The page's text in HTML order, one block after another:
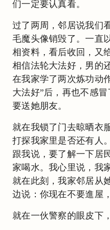
们一定要认真看。
过了两周，邻居说我们
毛魔头像销毁了。一直
相资料，看后收回，又
相信法轮大法好，男的
在我家学了两次炼功动
大法好”后，再也不感
要送她朋友。
就在我锁了门去晾晒衣
打探我家里是否还有人
跟我说，要了解一下居
家喝水。我心里说，我
就在此刻，我家邻居从
边说：你现在不要進屋
就在一伙警察的眼皮下